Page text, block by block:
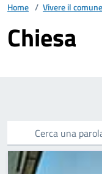
Home / Vivere il comune
Chiesa